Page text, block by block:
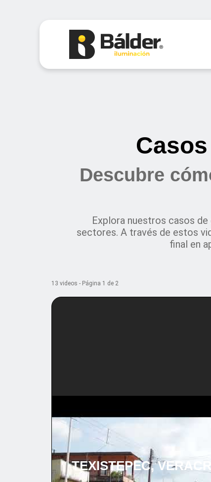
Descubre
Explora nuestros casos
sectores. A través de estos
final en
13 videos - Página 1 de 2
TEXISTEPEC,